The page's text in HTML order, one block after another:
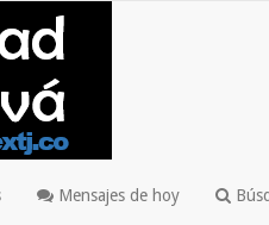
Mensajes de hoy